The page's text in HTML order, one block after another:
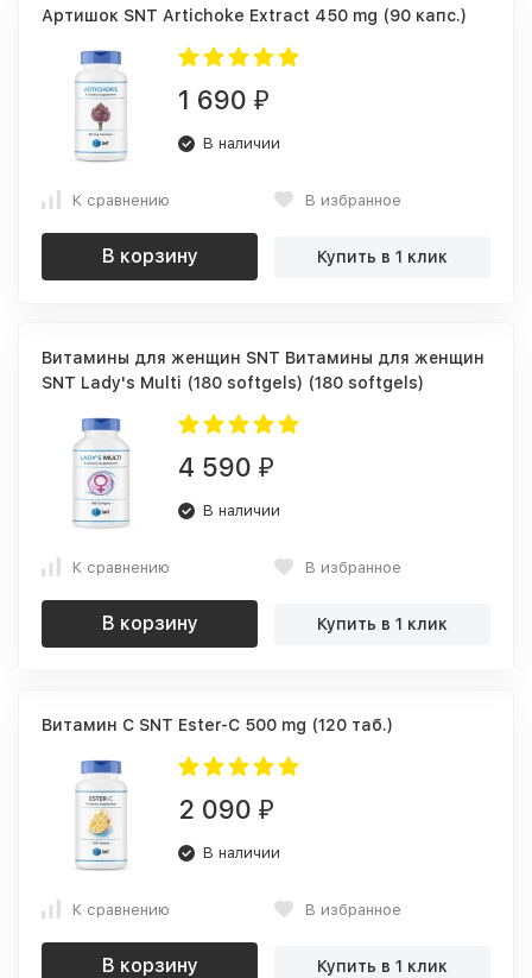
Артишок SNT Artichoke Extract 450 mg (90 капс.)
1 690 ₽
В наличии
К сравнению В избранное
В корзину Купить в 1 клик
Витамины для женщин SNT Витамины для женщин
SNT Lady's Multi (180 softgels) (180 softgels)
4 590 ₽
В наличии
К сравнению В избранное
В корзину Купить в 1 клик
Витамин C SNT Ester-C 500 mg (120 таб.)
2 090 ₽
В наличии
К сравнению В избранное
В корзину Купить в 1 клик